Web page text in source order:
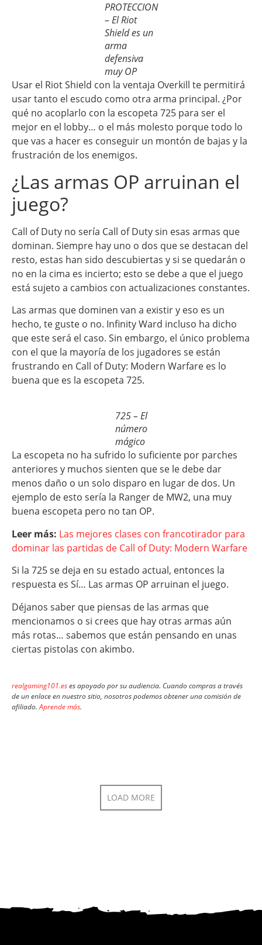
PROTECCION
– El Riot
Shield es un
arma
defensiva
muy OP
Usar el Riot Shield con la ventaja Overkill te permitirá
usar tanto el escudo como otra arma principal. ¿Por
qué no acoplarlo con la escopeta 725 para ser el
mejor en el lobby… o el más molesto porque todo lo
que vas a hacer es conseguir un montón de bajas y la
frustración de los enemigos.
¿Las armas OP arruinan el
juego?
Call of Duty no sería Call of Duty sin esas armas que
dominan. Siempre hay uno o dos que se destacan del
resto, estas han sido descubiertas y si se quedarán o
no en la cima es incierto; esto se debe a que el juego
está sujeto a cambios con actualizaciones constantes.
Las armas que dominen van a existir y eso es un
hecho, te guste o no. Infinity Ward incluso ha dicho
que este será el caso. Sin embargo, el único problema
con el que la mayoría de los jugadores se están
frustrando en Call of Duty: Modern Warfare es lo
buena que es la escopeta 725.
725 – El
número
mágico
La escopeta no ha sufrido lo suficiente por parches
anteriores y muchos sienten que se le debe dar
menos daño o un solo disparo en lugar de dos. Un
ejemplo de esto sería la Ranger de MW2, una muy
buena escopeta pero no tan OP.
Leer más: Las mejores clases con francotirador para
dominar las partidas de Call of Duty: Modern Warfare
Si la 725 se deja en su estado actual, entonces la
respuesta es Sí… Las armas OP arruinan el juego.
Déjanos saber que piensas de las armas que
mencionamos o si crees que hay otras armas aún
más rotas… sabemos que están pensando en unas
ciertas pistolas con akimbo.
realgaming101.eses apoyado por su audiencia. Cuando compras a través
de un enlace en nuestro sitio, nosotros podemos obtener una comisión de
afiliado.Aprende más.
LOAD MORE